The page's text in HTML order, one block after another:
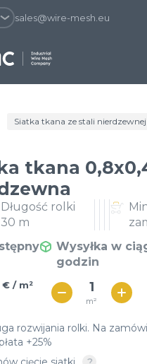
sales@wire-mesh.eu
warto
czas przy
Możesz
dostęp do
status
proces dostawy
Siatka tkana ze stali nierdzewnej
tkana
Długość rolki
30 m
Wysyłka w
godzin
€ / m²
m²
rozwijania rolki. Na
+25%